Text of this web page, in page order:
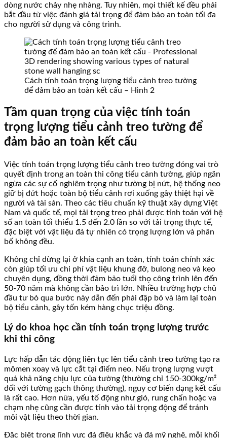
dòng nước chảy nhẹ nhàng. Tuy nhiên, mọi thiết kế đều phải
bắt đầu từ việc đánh giá tải trọng để đảm bảo an toàn tối đa
cho người sử dụng và công trình.
Cách tính toán trọng lượng tiểu cảnh treo tường
để đảm bảo an toàn kết cấu – Hình 2
Tầm quan trọng của việc tính toán
trọng lượng tiểu cảnh treo tường để
đảm bảo an toàn kết cấu
Việc tính toán trọng lượng tiểu cảnh treo tường đóng vai trò
quyết định trong an toàn thi công tiểu cảnh tường, giúp ngăn
ngừa các sự cố nghiêm trọng như tường bị nứt, hệ thống neo
giữ bị đứt hoặc toàn bộ tiểu cảnh rơi xuống gây thiệt hại về
người và tài sản. Theo các tiêu chuẩn kỹ thuật xây dựng Việt
Nam và quốc tế, mọi tải trọng treo phải được tính toán với hệ
số an toàn tối thiểu 1.5 đến 2.0 lần so với tải trọng thực tế,
đặc biệt với vật liệu đá tự nhiên có trọng lượng lớn và phân
bố không đều.
Không chỉ dừng lại ở khía cạnh an toàn, tính toán chính xác
còn giúp tối ưu chi phí vật liệu khung đỡ, bulong neo và keo
chuyên dụng, đồng thời đảm bảo tuổi thọ công trình lên đến
50-70 năm mà không cần bảo trì lớn. Nhiều trường hợp chủ
đầu tư bỏ qua bước này dẫn đến phải đập bỏ và làm lại toàn
bộ tiểu cảnh, gây tốn kém hàng chục triệu đồng.
Lý do khoa học cần tính toán trọng lượng trước
khi thi công
Lực hấp dẫn tác động liên tục lên tiểu cảnh treo tường tạo ra
mômen xoay và lực cắt tại điểm neo. Nếu trọng lượng vượt
quá khả năng chịu lực của tường (thường chỉ 150-300kg/m²
đối với tường gạch thông thường), nguy cơ biến dạng kết cấu
là rất cao. Hơn nữa, yếu tố động như gió, rung chấn hoặc va
chạm nhẹ cũng cần được tính vào tải trọng động để tránh
mỏi vật liệu theo thời gian.
Đặc biệt trong lĩnh vực đá điêu khắc và đá mỹ nghệ, mỗi khối